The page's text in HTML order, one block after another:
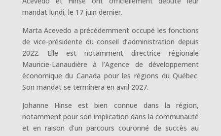
mandat lundi, le 17 juin dernier.
Marta Acevedo a précédemment occupé les fonctions
de vice-présidente du conseil d’administration depuis
2022. Elle est notamment directrice régionale
Mauricie-Lanaudière à l’Agence de développement
économique du Canada pour les régions du Québec.
Son mandat se terminera en avril 2027.
Johanne Hinse est bien connue dans la région,
notamment pour son implication dans la communauté
et en raison d’un parcours couronné de succès au